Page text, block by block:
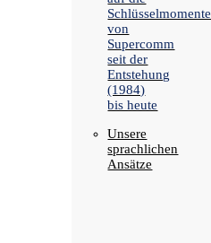
Schlüsselmomente
von
Supercomm
seit der
Entstehung
(1984)
bis heute
Unsere
sprachlichen
Ansätze